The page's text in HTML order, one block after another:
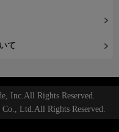
て
Inc.All Rights Reserved.
Ltd.All Rights Reserved.